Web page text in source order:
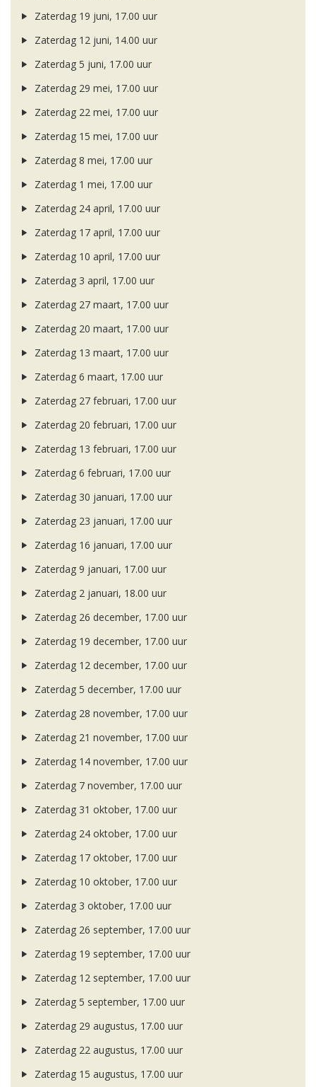
Zaterdag 19 juni, 17.00 uur
Zaterdag 12 juni, 14.00 uur
Zaterdag 5 juni, 17.00 uur
Zaterdag 29 mei, 17.00 uur
Zaterdag 22 mei, 17.00 uur
Zaterdag 15 mei, 17.00 uur
Zaterdag 8 mei, 17.00 uur
Zaterdag 1 mei, 17.00 uur
Zaterdag 24 april, 17.00 uur
Zaterdag 17 april, 17.00 uur
Zaterdag 10 april, 17.00 uur
Zaterdag 3 april, 17.00 uur
Zaterdag 27 maart, 17.00 uur
Zaterdag 20 maart, 17.00 uur
Zaterdag 13 maart, 17.00 uur
Zaterdag 6 maart, 17.00 uur
Zaterdag 27 februari, 17.00 uur
Zaterdag 20 februari, 17.00 uur
Zaterdag 13 februari, 17.00 uur
Zaterdag 6 februari, 17.00 uur
Zaterdag 30 januari, 17.00 uur
Zaterdag 23 januari, 17.00 uur
Zaterdag 16 januari, 17.00 uur
Zaterdag 9 januari, 17.00 uur
Zaterdag 2 januari, 18.00 uur
Zaterdag 26 december, 17.00 uur
Zaterdag 19 december, 17.00 uur
Zaterdag 12 december, 17.00 uur
Zaterdag 5 december, 17.00 uur
Zaterdag 28 november, 17.00 uur
Zaterdag 21 november, 17.00 uur
Zaterdag 14 november, 17.00 uur
Zaterdag 7 november, 17.00 uur
Zaterdag 31 oktober, 17.00 uur
Zaterdag 24 oktober, 17.00 uur
Zaterdag 17 oktober, 17.00 uur
Zaterdag 10 oktober, 17.00 uur
Zaterdag 3 oktober, 17.00 uur
Zaterdag 26 september, 17.00 uur
Zaterdag 19 september, 17.00 uur
Zaterdag 12 september, 17.00 uur
Zaterdag 5 september, 17.00 uur
Zaterdag 29 augustus, 17.00 uur
Zaterdag 22 augustus, 17.00 uur
Zaterdag 15 augustus, 17.00 uur